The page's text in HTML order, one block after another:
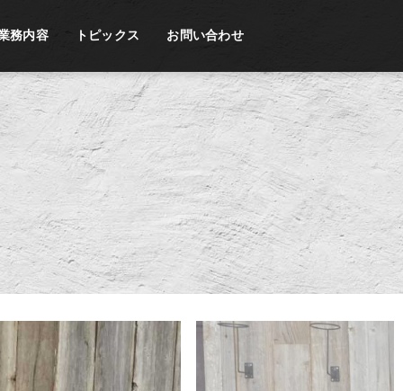
務内容 トピックス お問い合わせ